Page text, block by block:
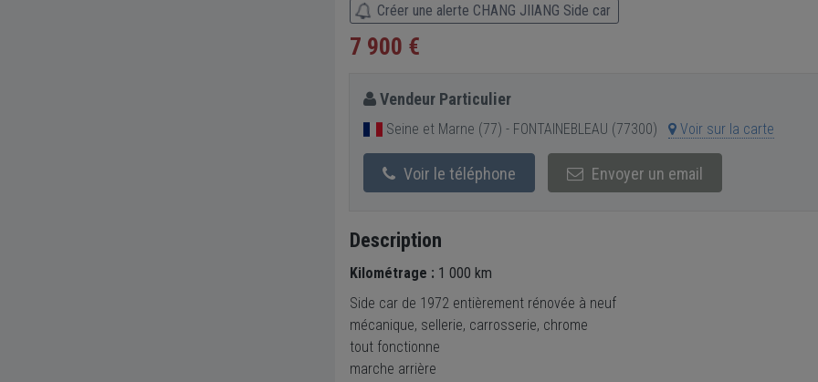
Créer une alerte CHANG JIIANG Side car
7 900 €
Vendeur Particulier
Seine et Marne (77) - FONTAINEBLEAU (77300) Voir sur la carte
Voir le téléphone Envoyer un email
Description
Kilométrage : 1 000 km
Side car de 1972 entièrement rénovée à neuf
mécanique, sellerie, carrosserie, chrome
tout fonctionne
marche arrière